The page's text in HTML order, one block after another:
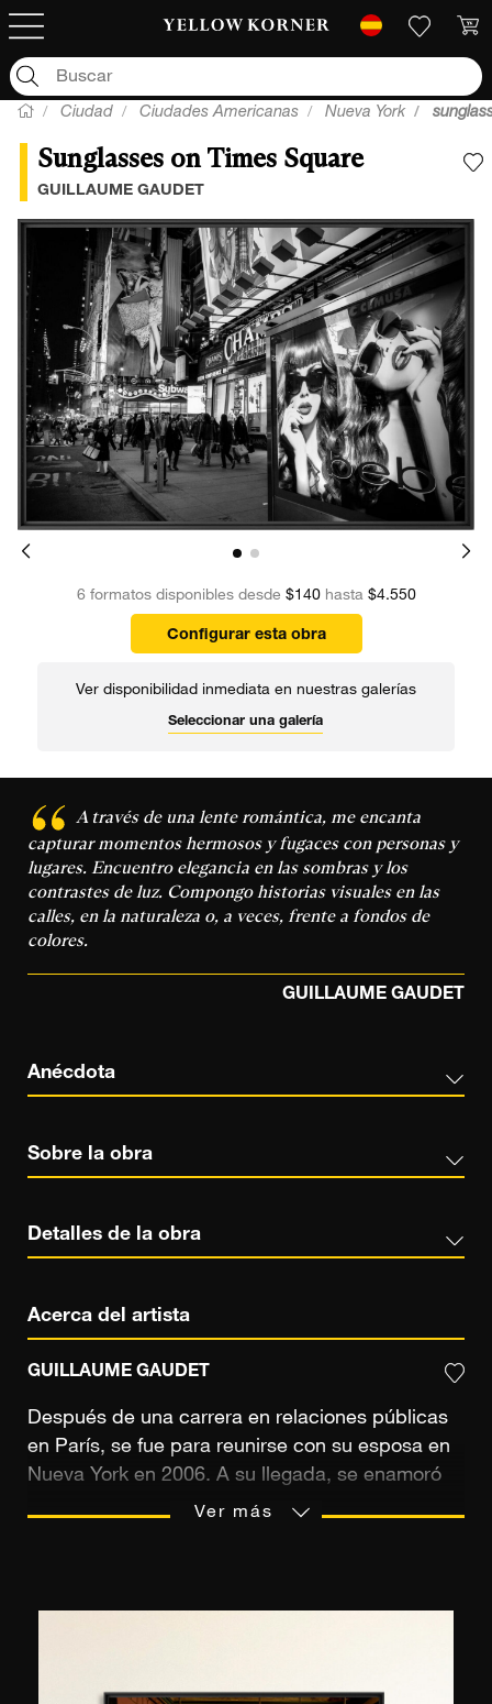
Ciudad Ciudades Americanas Nueva York
Sunglasses on Times Square
GUILLAUME GAUDET
6 formatos disponibles desde $140hasta $4.550
Configurar esta obra
Ver disponibilidad inmediata en nuestras galerías
Seleccionar una galería
A través de una lente romántica, me encanta
capturar momentos hermosos y fugaces con personas y
lugares. Encuentro elegancia en las sombras y los
contrastes de luz. Compongo historias visuales en las
calles, en la naturaleza o, a veces, frente a fondos de
colores.
GUILLAUME GAUDET
Anécdota
Sobre la obra
Detalles de la obra
Acerca del artista
GUILLAUME GAUDET
Después de una carrera en relaciones públicas
en París, se fue para reunirse con su esposa en
Nueva York en 2006. A su llegada, se enamoró
de esta bulliciosa ciudad. Apasionado siempre
Ver más